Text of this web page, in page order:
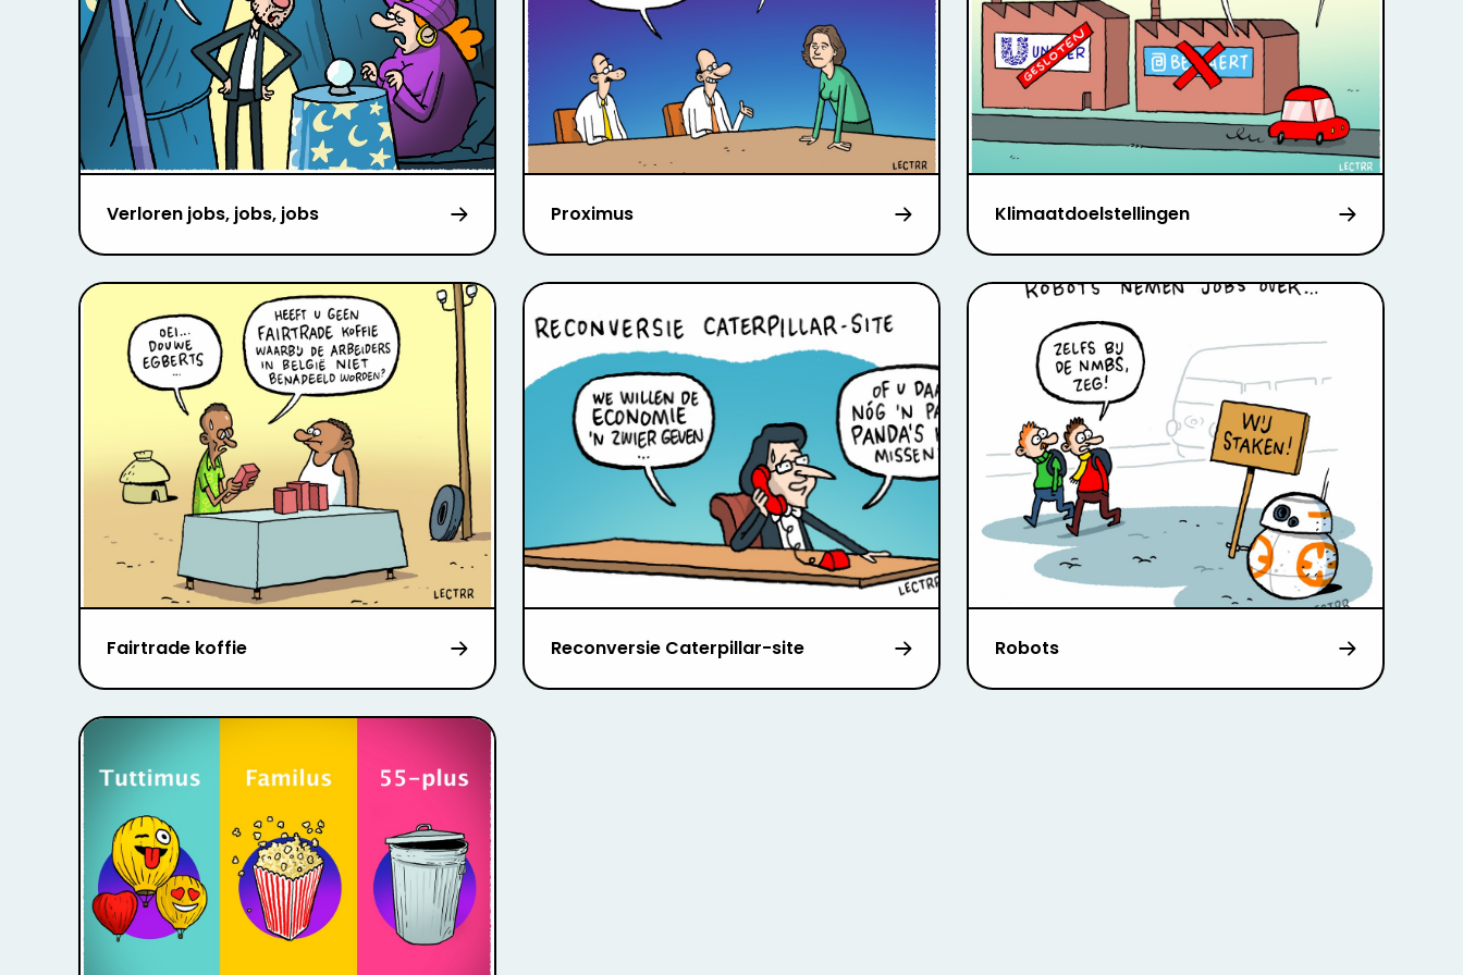
Verloren jobs, jobs, jobs Proximus Klimaatdoelstellingen
Fairtrade koffie Reconversie Caterpillar-site Robots